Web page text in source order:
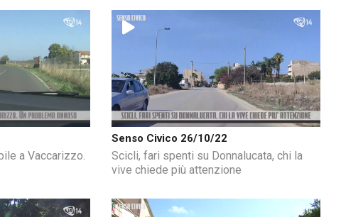
a Vaccarizzo.
Senso Civico 26/10/22
Scicli, fari spenti su Donnalucata, chi la
vive chiede più attenzione